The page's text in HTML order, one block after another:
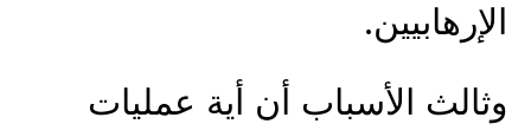
الإرهابيين.
وثالث الأسباب أن أية عمليات